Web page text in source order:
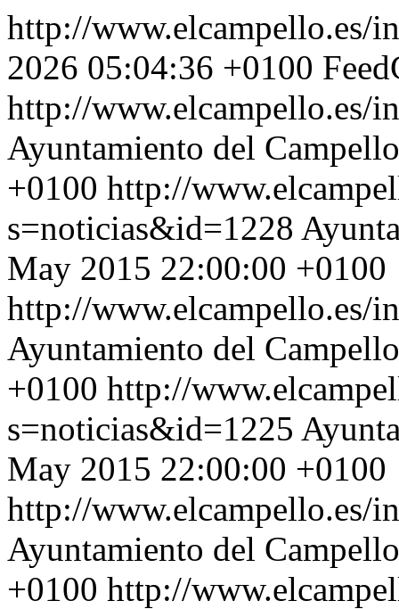
http://www.elcampello.es/
2026 05:04:36 +0100
http://www.elcampello.es/
Ayuntamiento del Campello
+0100 http://
s=noticias&id=1228
May 2015 22:00:00 +0100
http://www.elcampello.es/
Ayuntamiento del Campello
+0100 http://
s=noticias&id=1225
May 2015 22:00:00 +0100
http://www.elcampello.es/
Ayuntamiento del Campello
+0100 http://